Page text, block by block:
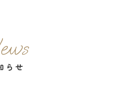
らせ